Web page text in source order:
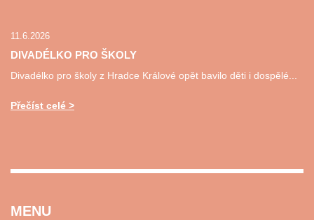
11.6.2026
DIVADÉLKO PRO ŠKOLY
Divadélko pro školy z Hradce Králové opět bavilo děti i dospělé...
Přečíst celé
MENU